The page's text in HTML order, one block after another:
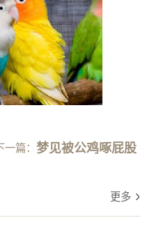
一篇：梦见被公鸡啄屁股
更多